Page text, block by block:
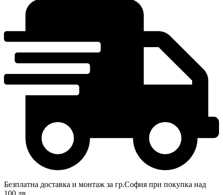
Безплатна доставка и монтаж за гр.София при покупка над